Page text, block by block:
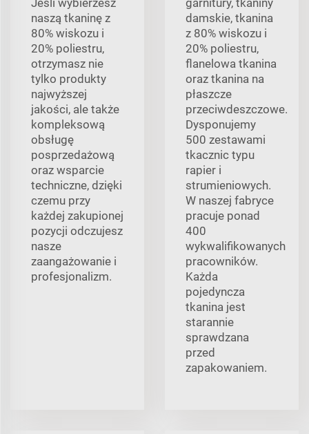
naszą tkaninę z
80% wiskozu i
20% poliestru,
otrzymasz nie
tylko produkty
najwyższej
jakości, ale także
kompleksową
obsługę
posprzedażową
oraz wsparcie
techniczne, dzięki
czemu przy
każdej zakupionej
pozycji odczujesz
nasze
zaangażowanie i
profesjonalizm.
damskie, tkanina
z 80% wiskozu i
20% poliestru,
flanelowa tkanina
oraz tkanina na
płaszcze
przeciwdeszczowe.
Dysponujemy
500 zestawami
tkacznic typu
rapier i
strumieniowych.
W naszej fabryce
pracuje ponad
400
wykwalifikowanych
pracowników.
Każda
pojedyncza
tkanina jest
starannie
sprawdzana
przed
zapakowaniem.